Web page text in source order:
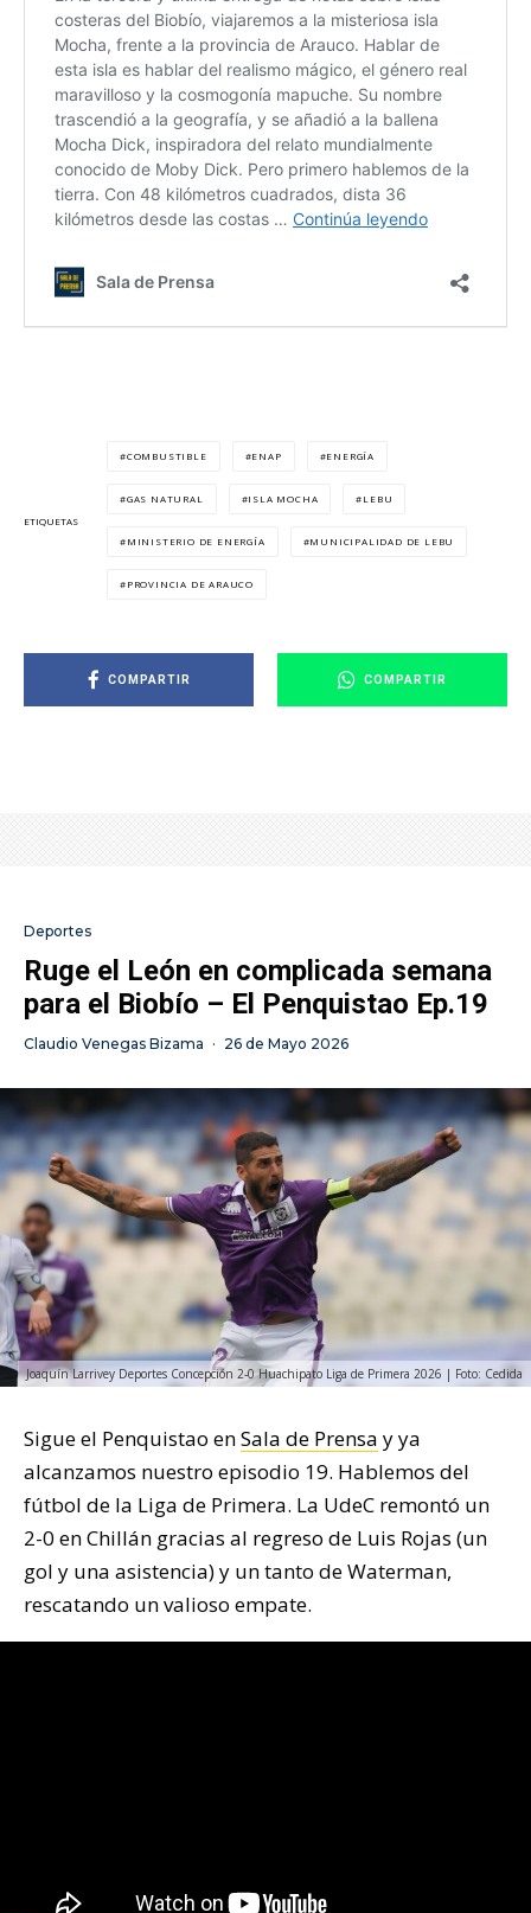
ETIQUETAS
COMBUSTIBLE ENAP ENERGÍA
GAS NATURAL ISLA MOCHA LEBU
MINISTERIO DE ENERGÍA MUNICIPALIDAD DE LEBU
PROVINCIA DE ARAUCO
COMPARTIR COMPARTIR
Deportes
Ruge el León en complicada semana
para el Biobío – El Penquistao Ep.19
Claudio Venegas Bizama · 26 de Mayo 2026
Joaquín Larrivey Deportes Concepción 2-0 Huachipato Liga de Primera 2026 | Foto: Cedida
Sigue el Penquistao enSala de Prensa y ya
alcanzamos nuestro episodio 19. Hablemos del
fútbol de la Liga de Primera. La UdeC remontó un
2-0 en Chillán gracias al regreso de Luis Rojas (un
gol y una asistencia) y un tanto de Waterman,
rescatando un valioso empate.